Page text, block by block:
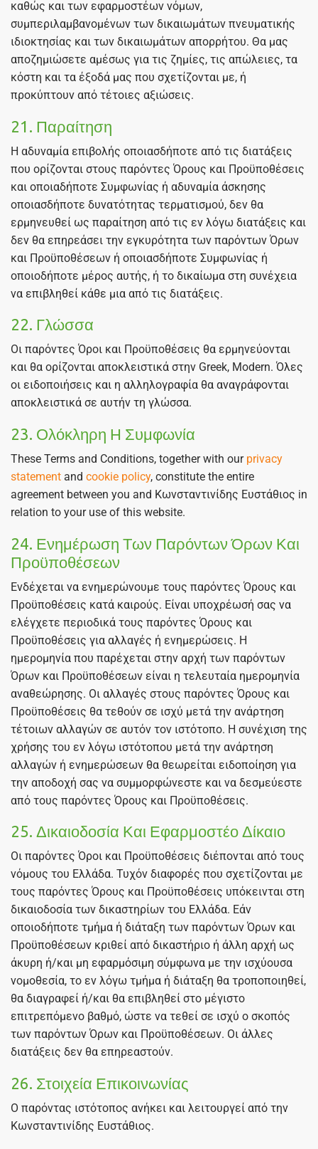
καθώς και των εφαρμοστέων νόμων,
συμπεριλαμβανομένων των δικαιωμάτων πνευματικής
ιδιοκτησίας και των δικαιωμάτων απορρήτου. Θα μας
αποζημιώσετε αμέσως για τις ζημίες, τις απώλειες, τα
κόστη και τα έξοδά μας που σχετίζονται με, ή
προκύπτουν από τέτοιες αξιώσεις.
21. Παραίτηση
Η αδυναμία επιβολής οποιασδήποτε από τις διατάξεις
που ορίζονται στους παρόντες Όρους και Προϋποθέσεις
και οποιαδήποτε Συμφωνίας ή αδυναμία άσκησης
οποιασδήποτε δυνατότητας τερματισμού, δεν θα
ερμηνευθεί ως παραίτηση από τις εν λόγω διατάξεις και
δεν θα επηρεάσει την εγκυρότητα των παρόντων Όρων
και Προϋποθέσεων ή οποιασδήποτε Συμφωνίας ή
οποιοδήποτε μέρος αυτής, ή το δικαίωμα στη συνέχεια
να επιβληθεί κάθε μια από τις διατάξεις.
22. Γλώσσα
Οι παρόντες Όροι και Προϋποθέσεις θα ερμηνεύονται
και θα ορίζονται αποκλειστικά στην Greek, Modern. Όλες
οι ειδοποιήσεις και η αλληλογραφία θα αναγράφονται
αποκλειστικά σε αυτήν τη γλώσσα.
23. Ολόκληρη Η Συμφωνία
These Terms and Conditions, together with our privacy
statement and cookie policy, constitute the entire
agreement between you and Κωνσταντινίδης Ευστάθιος in
relation to your use of this website.
24. Ενημέρωση Των Παρόντων Όρων Και
Προϋποθέσεων
Ενδέχεται να ενημερώνουμε τους παρόντες Όρους και
Προϋποθέσεις κατά καιρούς. Είναι υποχρέωσή σας να
ελέγχετε περιοδικά τους παρόντες Όρους και
Προϋποθέσεις για αλλαγές ή ενημερώσεις. Η
ημερομηνία που παρέχεται στην αρχή των παρόντων
Όρων και Προϋποθέσεων είναι η τελευταία ημερομηνία
αναθεώρησης. Οι αλλαγές στους παρόντες Όρους και
Προϋποθέσεις θα τεθούν σε ισχύ μετά την ανάρτηση
τέτοιων αλλαγών σε αυτόν τον ιστότοπο. Η συνέχιση της
χρήσης του εν λόγω ιστότοπου μετά την ανάρτηση
αλλαγών ή ενημερώσεων θα θεωρείται ειδοποίηση για
την αποδοχή σας να συμμορφώνεστε και να δεσμεύεστε
από τους παρόντες Όρους και Προϋποθέσεις.
25. Δικαιοδοσία Και Εφαρμοστέο Δίκαιο
Οι παρόντες Όροι και Προϋποθέσεις διέπονται από τους
νόμους του Ελλάδα. Τυχόν διαφορές που σχετίζονται με
τους παρόντες Όρους και Προϋποθέσεις υπόκεινται στη
δικαιοδοσία των δικαστηρίων του Ελλάδα. Εάν
οποιοδήποτε τμήμα ή διάταξη των παρόντων Όρων και
Προϋποθέσεων κριθεί από δικαστήριο ή άλλη αρχή ως
άκυρη ή/και μη εφαρμόσιμη σύμφωνα με την ισχύουσα
νομοθεσία, το εν λόγω τμήμα ή διάταξη θα τροποποιηθεί,
θα διαγραφεί ή/και θα επιβληθεί στο μέγιστο
επιτρεπόμενο βαθμό, ώστε να τεθεί σε ισχύ ο σκοπός
των παρόντων Όρων και Προϋποθέσεων. Οι άλλες
διατάξεις δεν θα επηρεαστούν.
26. Στοιχεία Επικοινωνίας
Ο παρόντας ιστότοπος ανήκει και λειτουργεί από την
Κωνσταντινίδης Ευστάθιος.